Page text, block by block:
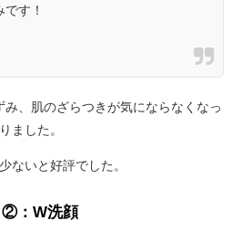
す！
、肌のざらつきが気にならなくなっ
ました。
ないと好評でした。
②：W洗顔